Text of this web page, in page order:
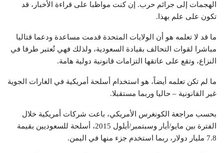
الهجمات إلى جرائم حرب. إن كنت مواظبا على قراءة الأخبار، قد
تكون على علم بهذا.
ما قد لا تعلمه هو أن الولايات المتحدة قدمت مساعدة ودعما قتاليا
مباشرا لقوات التحالف بقيادة السعودية، ولذلك فهي تُعتبر طرفا في
النزاع، وتقع على عاتقها التزامات قانونية دولية هامة.
ما لم تكن تعلمه أيضاً، هو استخدام أسلحة أمريكية في الغارات الجوية
غير القانونية – حاليا وربما مستقبلا.
بحسب مراجعة الكونغرس الأمريكي، باعت شركات أمريكية خلال
الفترة بين مايو/أيار وسبتمبر/أيلول 2015، أسلحة للسعوديين بقيمة
7.8 مليار دولار، ربما استخدم جزء منها في اليمن.